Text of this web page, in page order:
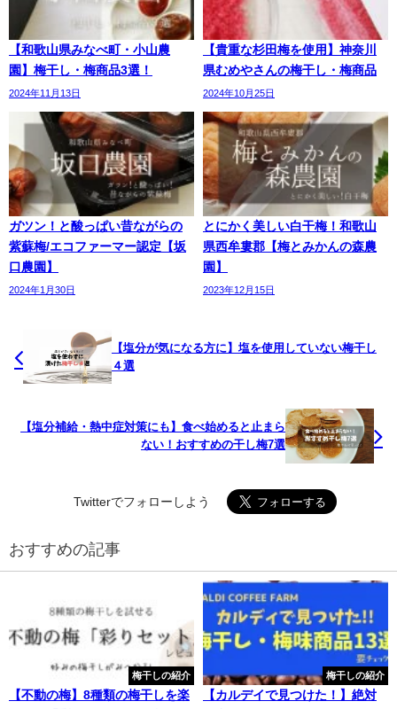
【和歌山県みなべ町・小山農
園】梅干し・梅商品3選！
2024年11月13日
【貴重な杉田梅を使用】神奈川
県むめやさんの梅干し・梅商品
2024年10月25日
ガツン！と酸っぱい昔ながらの
紫蘇梅/エコファーマー認定【坂
口農園】
2024年1月30日
とにかく美しい白干梅！和歌山
県西牟婁郡【梅とみかんの森農
園】
2023年12月15日
【塩分が気になる方に】塩を使用していない梅干し
４選
【塩分補給・熱中症対策にも】食べ始めると止まら
ない！おすすめの干し梅7選
Twitterでフォローしよう
おすすめの記事
梅干しの紹介
【不動の梅】8種類の梅干しを楽
梅干しの紹介
【カルデイで見つけた！】絶対